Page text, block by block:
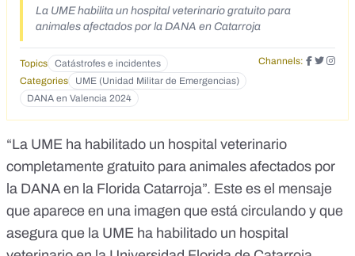
La UME habilita un hospital veterinario gratuito para
animales afectados por la DANA en Catarroja
Topics Catástrofes e incidentes
Channels:
Categories
UME (Unidad Militar de Emergencias)
DANA en Valencia 2024
“La UME ha habilitado un hospital veterinario
completamente gratuito para animales afectados por
la DANA en la Florida Catarroja”. Este es el mensaje
que aparece en una imagen que está circulando y que
asegura que la UME ha habilitado un hospital